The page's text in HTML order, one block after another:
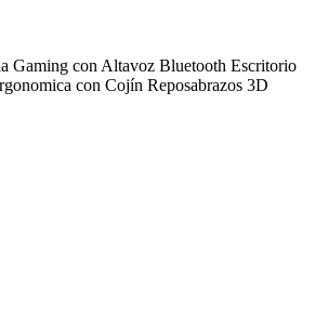
Gaming con Altavoz Bluetooth Escritorio
con Cojín Reposabrazos 3D